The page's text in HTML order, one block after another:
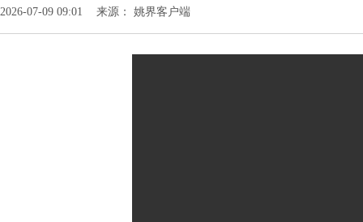
2026-07-09 09:01 来源： 姚界客户端